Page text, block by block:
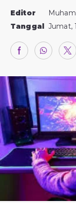
Editor
Tanggal Jumat,